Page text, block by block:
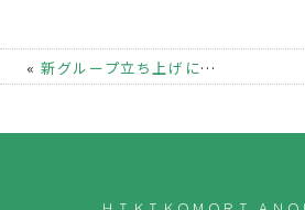
«新グループ立ち上げについて